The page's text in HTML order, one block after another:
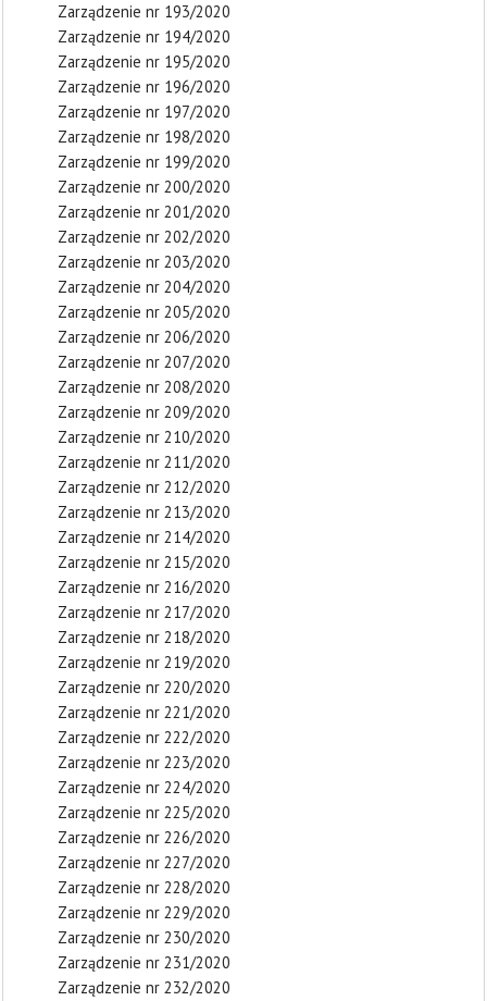
Zarządzenie nr 193/2020
Zarządzenie nr 194/2020
Zarządzenie nr 195/2020
Zarządzenie nr 196/2020
Zarządzenie nr 197/2020
Zarządzenie nr 198/2020
Zarządzenie nr 199/2020
Zarządzenie nr 200/2020
Zarządzenie nr 201/2020
Zarządzenie nr 202/2020
Zarządzenie nr 203/2020
Zarządzenie nr 204/2020
Zarządzenie nr 205/2020
Zarządzenie nr 206/2020
Zarządzenie nr 207/2020
Zarządzenie nr 208/2020
Zarządzenie nr 209/2020
Zarządzenie nr 210/2020
Zarządzenie nr 211/2020
Zarządzenie nr 212/2020
Zarządzenie nr 213/2020
Zarządzenie nr 214/2020
Zarządzenie nr 215/2020
Zarządzenie nr 216/2020
Zarządzenie nr 217/2020
Zarządzenie nr 218/2020
Zarządzenie nr 219/2020
Zarządzenie nr 220/2020
Zarządzenie nr 221/2020
Zarządzenie nr 222/2020
Zarządzenie nr 223/2020
Zarządzenie nr 224/2020
Zarządzenie nr 225/2020
Zarządzenie nr 226/2020
Zarządzenie nr 227/2020
Zarządzenie nr 228/2020
Zarządzenie nr 229/2020
Zarządzenie nr 230/2020
Zarządzenie nr 231/2020
Zarządzenie nr 232/2020